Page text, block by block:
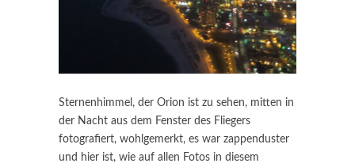
Sternenhimmel, der Orion ist zu sehen, mitten in
der Nacht aus dem Fenster des Fliegers
fotografiert, wohlgemerkt, es war zappenduster
und hier ist, wie auf allen Fotos in diesem